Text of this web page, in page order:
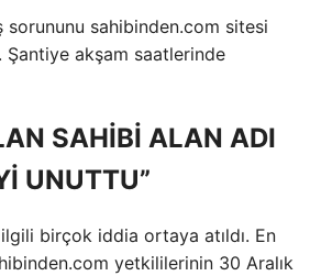
sorununu sahibinden.com sitesi
akşam saatlerinde
SAHİBİ ALAN ADI
UNUTTU”
birçok iddia ortaya atıldı. En
yetkililerinin 30 Aralık